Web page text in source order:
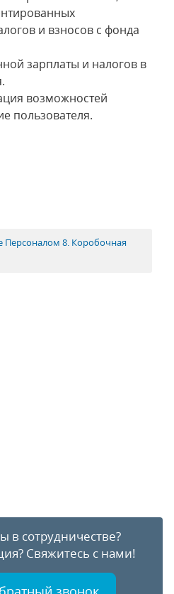
и взносов с фонда
зарплаты и налогов в
возможностей
пользователя.
Персоналом 8. Коробочная
в сотрудничестве?
Свяжитесь с нами!